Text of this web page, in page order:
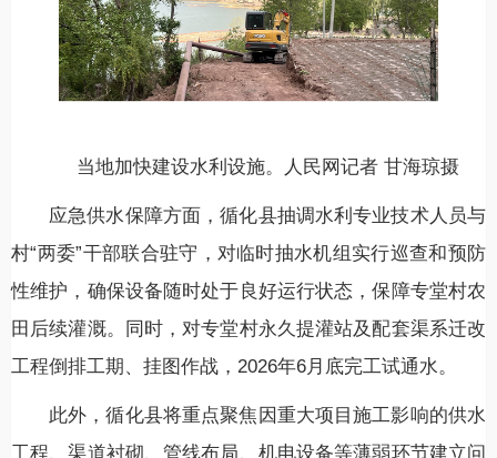
当地加快建设水利设施。人民网记者 甘海琼摄
应急供水保障方面，循化县抽调水利专业技术人员与
村“两委”干部联合驻守，对临时抽水机组实行巡查和预防
性维护，确保设备随时处于良好运行状态，保障专堂村农
田后续灌溉。同时，对专堂村永久提灌站及配套渠系迁改
工程倒排工期、挂图作战，2026年6月底完工试通水。
此外，循化县将重点聚焦因重大项目施工影响的供水
工程、渠道衬砌、管线布局、机电设备等薄弱环节建立问